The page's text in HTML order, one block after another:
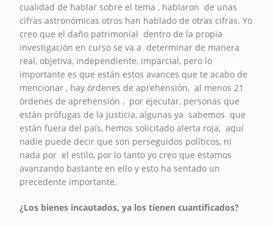
cualidad de hablar sobre el tema , hablaron de unas
cifras astronómicas otros han hablado de otras cifras. Yo
creo que el daño patrimonial dentro de la propia
investigación en curso se va a determinar de manera
real, objetiva, independiente, imparcial, pero lo
importante es que están estos avances que te acabo de
mencionar , hay órdenes de aprehensión, al menos 21
órdenes de aprehensión , por ejecutar, personas que
están prófugas de la justicia, algunas ya sabemos que
están fuera del país, hemos solicitado alerta roja, aquí
nadie puede decir que son perseguidos políticos, ni
nada por el estilo, por lo tanto yo creo que estamos
avanzando bastante en ello y esto ha sentado un
precedente importante.
¿Los bienes incautados, ya los tienen cuantificados?